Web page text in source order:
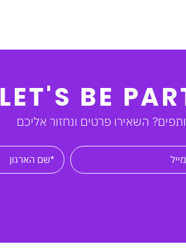
LET'S BE
השאירו פרטים ונחזור אליכם